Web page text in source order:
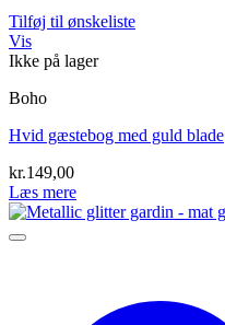
Tilføj til ønskeliste
Vis
Ikke på lager
Boho
Hvid gæstebog med guld blade
kr.149,00
Læs mere